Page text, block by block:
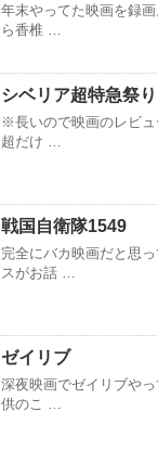
年末やってた映画を録
ら香椎 …
シベリア超特急祭
※長いので映画のレビ
超だけ …
戦国自衛隊1549
完全にバカ映画だと思
スがお話 …
ゼイリブ
深夜映画でゼイリブや
供のこ …